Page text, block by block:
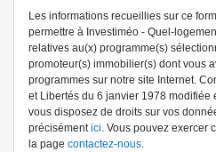
Les informations recueillies sur ce
permettre à Investiméo - Quel-
relatives au(x) programme(s)
promoteur(s) immobilier(s) dont vous
programmes sur notre site Internet.
et Libertés du 6 janvier 1978 modifiée
vous disposez de droits sur vos
précisémentici. Vous pouvez exercer
la page contactez-nous.